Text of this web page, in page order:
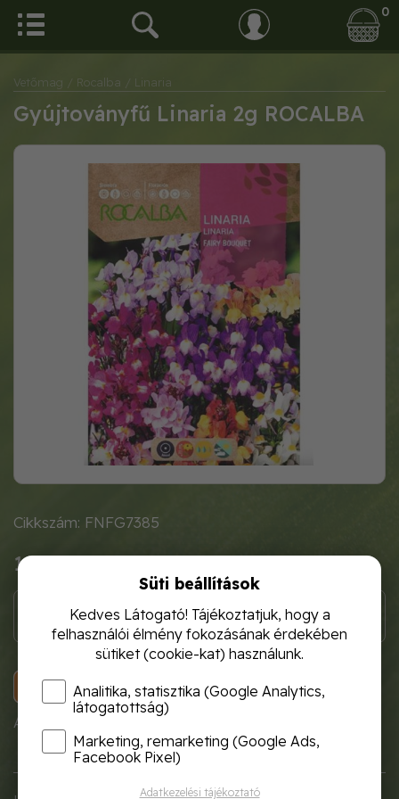
0
Vetőmag / Rocalba / Linaria
Gyújtoványfű Linaria 2g ROCALBA
Cikkszám: FNFG7385
1 120 Ft
KOSÁRBA
A termék átmenetileg nem rendelhető!
Süti beállítások
Kedves Látogató! Tájékoztatjuk, hogy a
felhasználói élmény fokozásának érdekében
sütiket (cookie-kat) használunk.
Analitika, statisztika (Google Analytics,
látogatottság)
Marketing, remarketing (Google Ads,
Facebook Pixel)
Adatkezelési tájékoztató